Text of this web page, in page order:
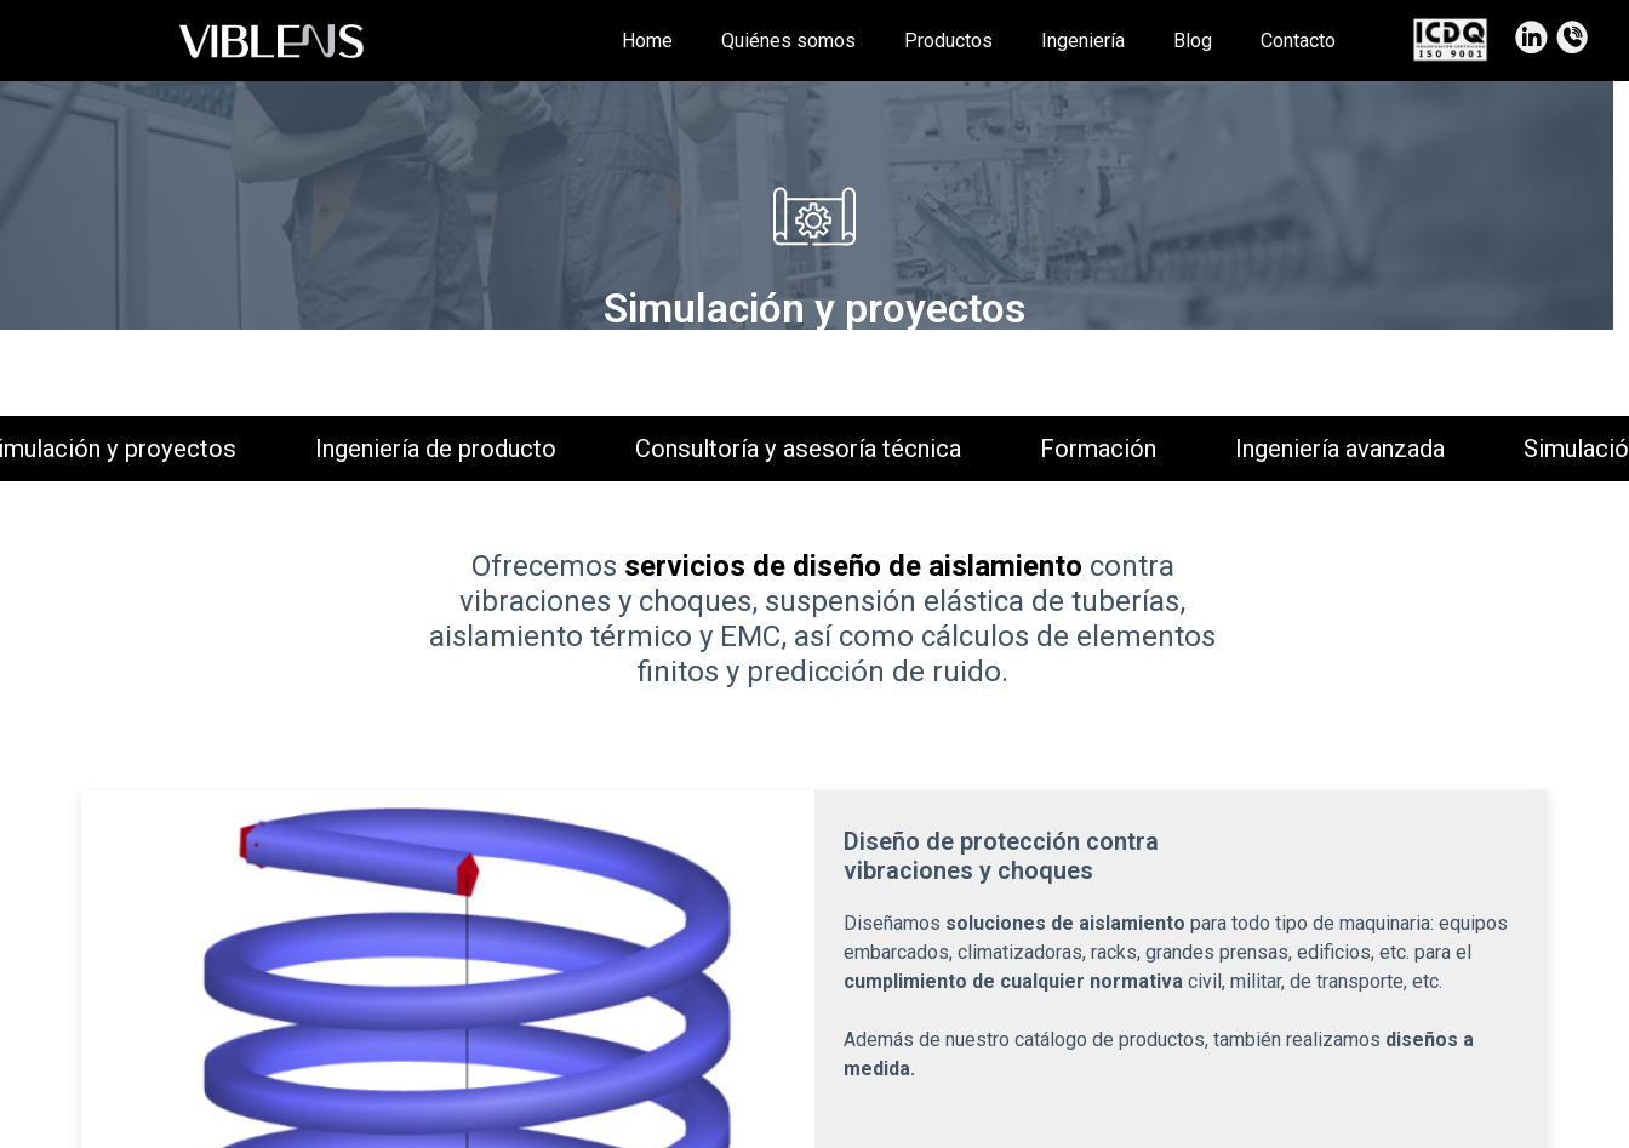
Home Quiénes somos Productos Ingeniería Blog Contacto
Simulación y proyectos
y proyectos Ingeniería de producto Consultoría y asesoría técnica Formación Ingeniería avanzada Simulación y
Ofrecemos servicios de diseño de aislamiento contra
vibraciones y choques, suspensión elástica de tuberías,
aislamiento térmico y EMC, así como cálculos de elementos
finitos y predicción de ruido.
Diseño de protección contra
vibraciones y choques
Diseñamos soluciones de aislamiento para todo tipo de maquinaria: equipos
embarcados, climatizadoras, racks, grandes prensas, edificios, etc. para el
cumplimiento de cualquier normativacivil, militar, de transporte, etc.
Además de nuestro catálogo de productos, también realizamos diseños a
medida.